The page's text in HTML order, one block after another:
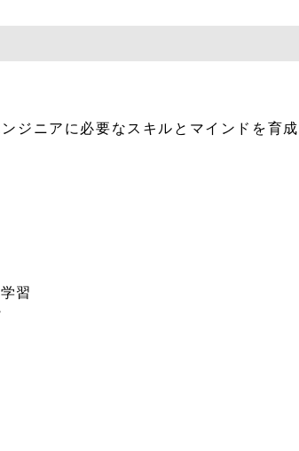
ジニアに必要なスキルとマインドを育
習